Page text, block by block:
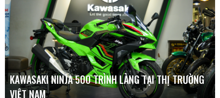
KAWASAKI NINJA 500 TRÌNH LÀNG TẠI THỊ TRƯỜNG
VIỆT NAM